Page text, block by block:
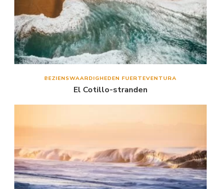
BEZIENSWAARDIGHEDEN FUERTEVENTURA
El Cotillo-stranden